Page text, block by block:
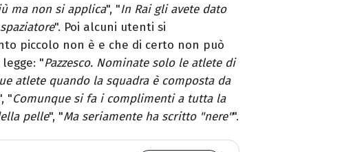
ma non si applica", "In Rai gli avete dato
". Poi alcuni utenti si
piccolo non è e che di certo non può
"Pazzesco. Nominate solo le atlete di
atlete quando la squadra è composta da
"Comunque si fa i complimenti a tutta la
pelle", "Ma seriamente ha scritto "nere"".